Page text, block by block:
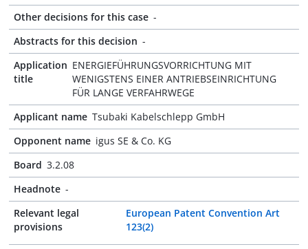
Other decisions for this case -
Abstracts for this decision -
Application
title
ENERGIEFÜHRUNGSVORRICHTUNG MIT
WENIGSTENS EINER ANTRIEBSEINRICHTUNG
FÜR LANGE VERFAHRWEGE
Applicant name Tsubaki Kabelschlepp GmbH
Opponent name igus SE & Co. KG
Board 3.2.08
Headnote -
Relevant legal
provisions
European Patent Convention Art
123(2)